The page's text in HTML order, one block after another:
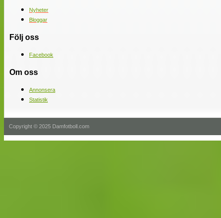
Nyheter
Bloggar
Följ oss
Facebook
Om oss
Annonsera
Statistik
Copyright © 2025 Damfotboll.com